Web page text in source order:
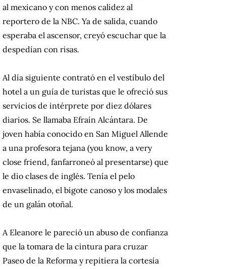
al mexicano y con menos calidez al
reportero de la NBC. Ya de salida, cuando
esperaba el ascensor, creyó escuchar que la
despedían con risas.
Al día siguiente contrató en el vestíbulo del
hotel a un guía de turistas que le ofreció sus
servicios de intérprete por diez dólares
diarios. Se llamaba Efraín Alcántara. De
joven había conocido en San Miguel Allende
a una profesora tejana (you know, a very
close friend, fanfarroneó al presentarse) que
le dio clases de inglés. Tenía el pelo
envaselinado, el bigote canoso y los modales
de un galán otoñal.
A Eleanore le pareció un abuso de confianza
que la tomara de la cintura para cruzar
Paseo de la Reforma y repitiera la cortesía